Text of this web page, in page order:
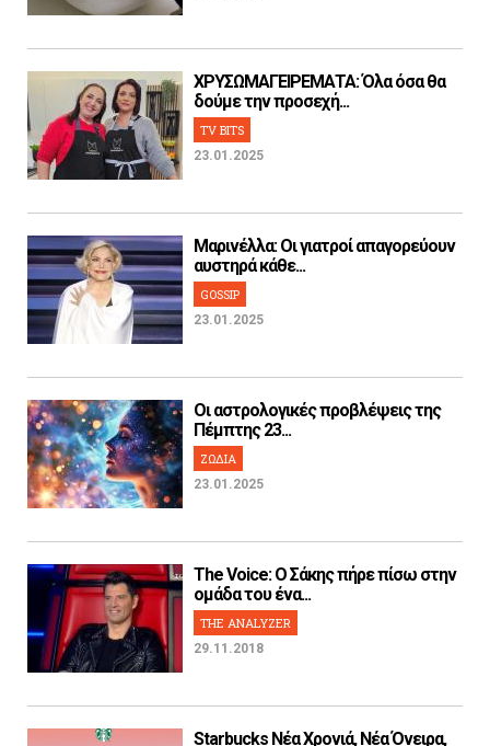
ΧΡΥΣΩΜΑΓΕΙΡΕΜΑΤΑ: Όλα όσα θα
δούμε την προσεχή...
TV BITS
23.01.2025
Μαρινέλλα: Οι γιατροί απαγορεύουν
αυστηρά κάθε...
GOSSIP
23.01.2025
Οι αστρολογικές προβλέψεις της
Πέμπτης 23...
ΖΩΔΙΑ
23.01.2025
The Voice: Ο Σάκης πήρε πίσω στην
ομάδα του ένα...
THE ANALYZER
29.11.2018
Starbucks Νέα Χρονιά, Νέα Όνειρα,